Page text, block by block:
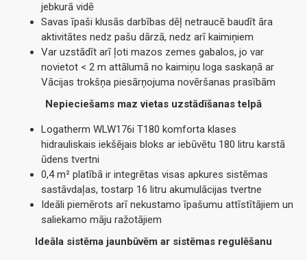
jebkurā vidē
Savas īpaši klusās darbības dēļ netraucē baudīt āra
aktivitātes nedz pašu dārzā, nedz arī kaimiņiem
Var uzstādīt arī ļoti mazos zemes gabalos, jo var
novietot < 2 m attālumā no kaimiņu loga saskaņā ar
Vācijas trokšņa piesārņojuma novēršanas prasībām
Nepieciešams maz vietas uzstādīšanas telpā
Logatherm WLW176i T180 komforta klases
hidrauliskais iekšējais bloks ar iebūvētu 180 litru karstā
ūdens tvertni
0,4 m² platībā ir integrētas visas apkures sistēmas
sastāvdaļas, tostarp 16 litru akumulācijas tvertne
Ideāli piemērots arī nekustamo īpašumu attīstītājiem un
saliekamo māju ražotājiem
Ideāla sistēma jaunbūvēm ar sistēmas regulēšanu